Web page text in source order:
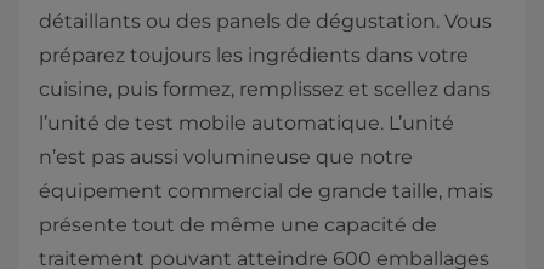
détaillants ou des panels de dégustation. Vous
préparez toujours les ingrédients dans votre
cuisine, puis formez, remplissez et scellez dans
l’unité de test mobile automatique. L’unité
n’est pas aussi volumineuse que notre
équipement commercial de grande taille, mais
présente tout de même une capacité de
traitement pouvant atteindre 600 emballages